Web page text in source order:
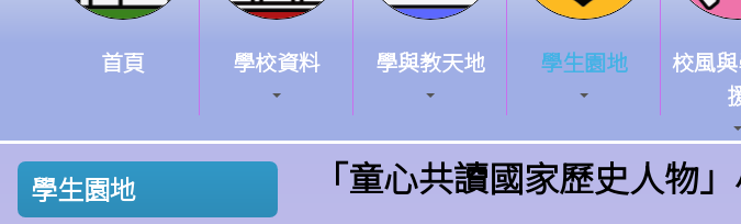
首頁 學校資料 學與教天地 學生園地
校風
學生園地 「童心共讀國家歷史人物